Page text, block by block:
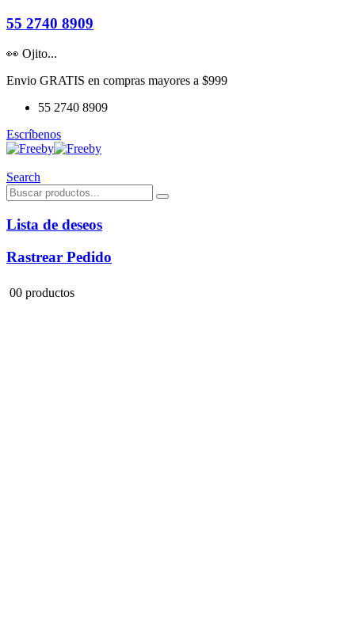
55 2740 8909
👀 Ojito...
Envio GRATIS en compras mayores a $999
55 2740 8909
Escríbenos
Search
Lista de deseos
Rastrear Pedido
00 productos